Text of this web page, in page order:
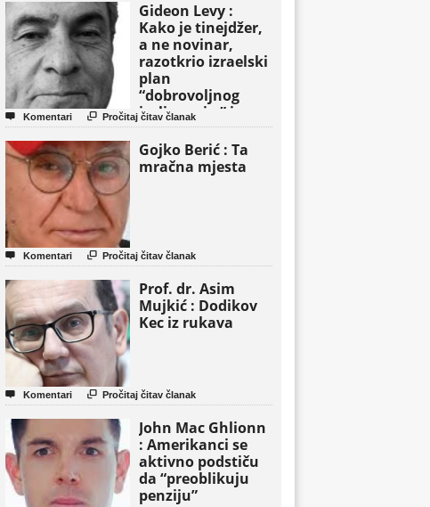
Gideon Levy :
Kako je tinejdžer,
a ne novinar,
razotkrio izraelski
plan
“dobrovoljnog
iseljavanja ” iz
Gaze
 Komentari  Pročitaj čitav članak
Gojko Berić : Ta
mračna mjesta
 Komentari  Pročitaj čitav članak
Prof. dr. Asim
Mujkić : Dodikov
Kec iz rukava
 Komentari  Pročitaj čitav članak
John Mac Ghlionn
: Amerikanci se
aktivno podstiču
da “preoblikuju
penziju”